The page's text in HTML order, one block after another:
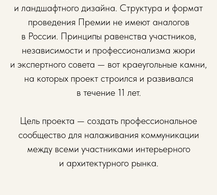
и ландшафтного дизайна. Структура и формат
проведения Премии не имеют аналогов
в России. Принципы равенства участников,
независимости и профессионализма жюри
и экспертного совета — вот краеугольные камни,
на которых проект строился и развивался
в течение 11 лет.
Цель проекта — создать профессиональное
сообщество для налаживания коммуникации
между всеми участниками интерьерного
и архитектурного рынка.